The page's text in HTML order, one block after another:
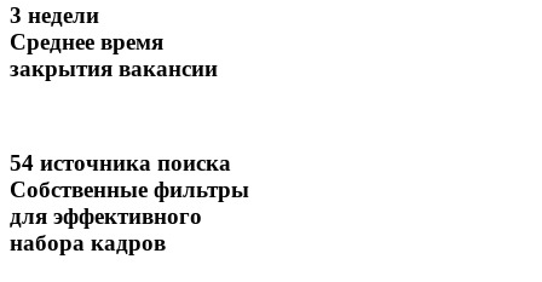
3 недели
Среднее время
закрытия вакансии
54 источника поиска
Собственные фильтры
для эффективного
набора кадров